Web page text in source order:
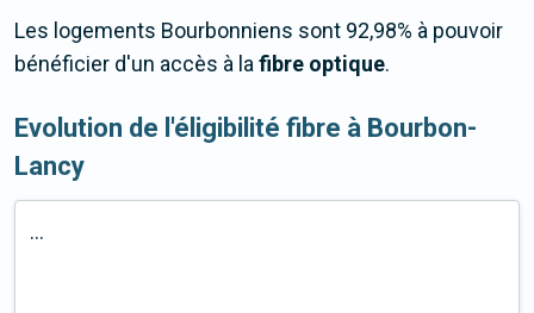
Les logements Bourbonniens sont 92,98% à pouvoir
bénéficier d'un accès à lafibre optique.
Evolution de l'éligibilité fibre à Bourbon-
Lancy
...